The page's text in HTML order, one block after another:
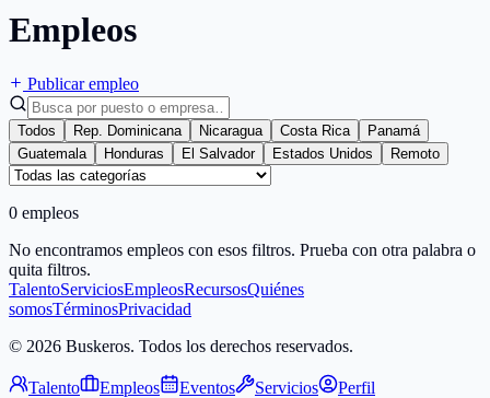
Empleos
Publicar empleo
Todos Rep. Dominicana Nicaragua Costa Rica
Panamá
Guatemala
Honduras El Salvador Estados Unidos Remoto
0 empleos
No encontramos empleos con esos filtros. Prueba con otra palabra o
quita filtros.
TalentoServiciosEmpleosRecursosQuiénes
somosTérminosPrivacidad
© 2026 Buskeros. Todos los derechos reservados.
Talento Empleos Eventos Servicios Perfil